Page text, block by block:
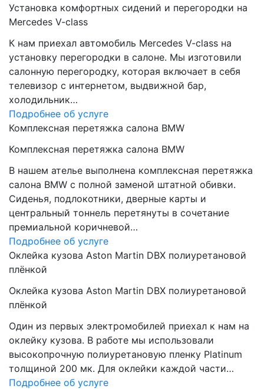
Установка комфортных сидений и перегородки на
Mercedes V-class
К нам приехал автомобиль Mercedes V-class на
установку перегородки в салоне. Мы изготовили
салонную перегородку, которая включает в себя
телевизор с интернетом, выдвижной бар,
холодильник…
Подробнее об услуге
Комплексная перетяжка салона BMW
Комплексная перетяжка салона BMW
В нашем ателье выполнена комплексная перетяжка
салона BMW с полной заменой штатной обивки.
Сиденья, подлокотники, дверные карты и
центральный тоннель перетянуты в сочетание
премиальной коричневой…
Подробнее об услуге
Оклейка кузова Aston Martin DBX полиуретановой
плёнкой
Оклейка кузова Aston Martin DBX полиуретановой
плёнкой
Один из первых электромобилей приехал к нам на
оклейку кузова. В работе мы использовали
высокопрочную полиуретановую пленку Platinum
толщиной 200 мк. Для оклейки каждой части…
Подробнее об услуге